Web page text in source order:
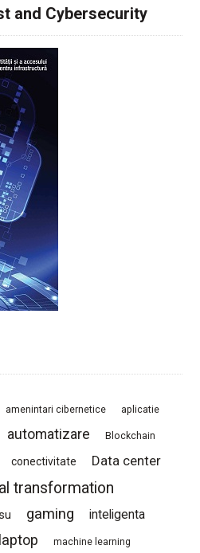
and Cybersecurity
amenintari cibernetice aplicatie
automatizare Blockchain
conectivitate Data center
transformation
gaming
inteligenta
laptop machine learning